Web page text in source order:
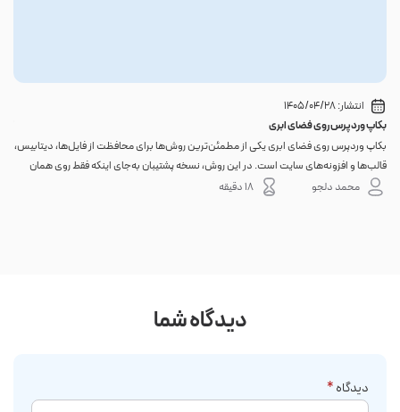
انتشار:1405/04/28
بکاپ وردپرس روی فضای ابری
بکاپ وردپرس روی فضای ابری یکی از مطمئن‌ترین روش‌ها برای محافظت از فایل‌ها، دیتابیس،
قالب‌ها و افزونه‌های سایت است. در این روش، نسخه پشتیبان به‌جای اینکه فقط روی همان
هاست اصلی باقی بماند، به یک فضای جداگانه منتقل می‌شود؛ بنابراین خرابی سرور، هک
محمد دلجو 18 دقیقه
دیدگاه شما
دیدگاه*